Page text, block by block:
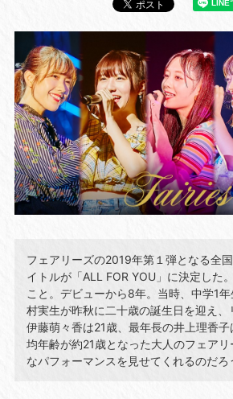
フェアリーズの2019年第１弾となる全
イトルが「ALL FOR YOU」に決定した
こと。デビューから8年。当時、中学1
村実生が昨秋に二十歳の誕生日を迎え
伊藤萌々香は21歳、最年長の井上理香
均年齢が約21歳となった大人のフェア
なパフォーマンスを見せてくれるのだろ